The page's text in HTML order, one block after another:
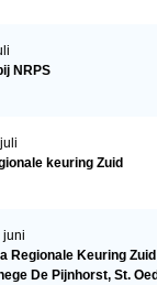
HENGSTENKEURING
NRPS
keuring Zuid
juni
Regionale Keuring
De Pijnhorst, St.